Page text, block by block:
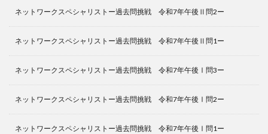
ネットワークスペシャリストー過去問挑戦 令和7年午後Ⅱ問2ー
ネットワークスペシャリストー過去問挑戦 令和7年午後Ⅱ問1ー
ネットワークスペシャリストー過去問挑戦 令和7年午後Ⅰ問3ー
ネットワークスペシャリストー過去問挑戦 令和7年午後Ⅰ問2ー
ネットワークスペシャリストー過去問挑戦 令和7年午後Ⅰ問1ー